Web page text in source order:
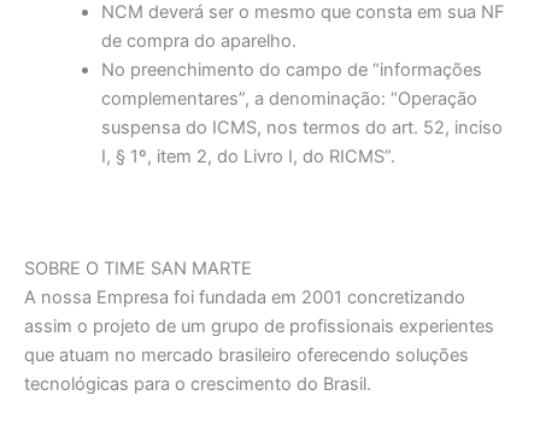
NCM deverá ser o mesmo que consta em sua NF
de compra do aparelho.
No preenchimento do campo de “informações
complementares”, a denominação: “Operação
suspensa do ICMS, nos termos do art. 52, inciso
I, § 1º, item 2, do Livro I, do RICMS”.
SOBRE O TIME SAN MARTE
A nossa Empresa foi fundada em 2001 concretizando
assim o projeto de um grupo de profissionais experientes
que atuam no mercado brasileiro oferecendo soluções
tecnológicas para o crescimento do Brasil.